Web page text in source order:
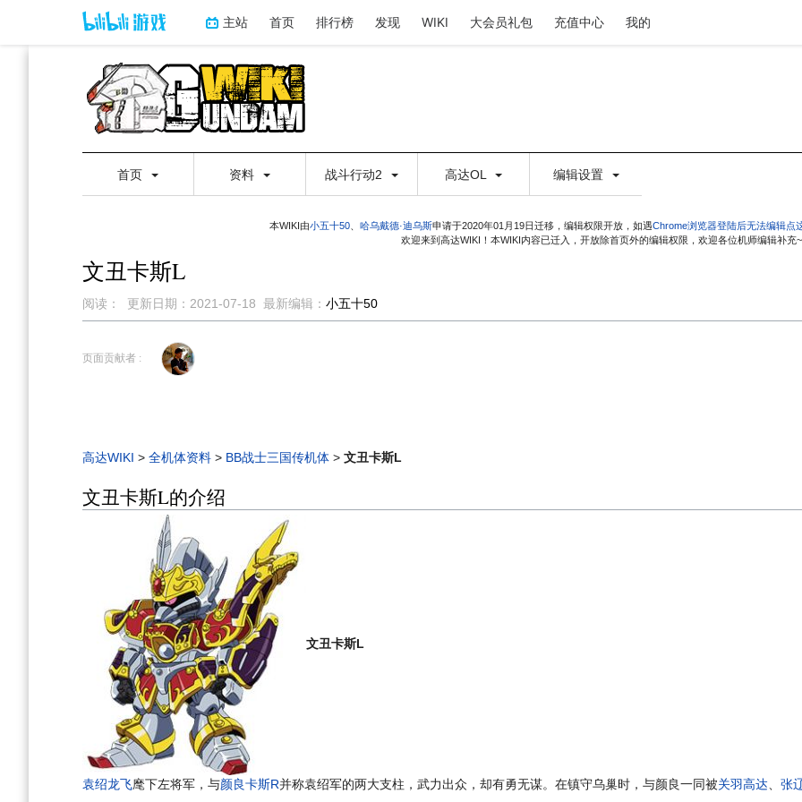
主站 首页 排行榜 发现 WIKI 大会员礼包 充值中心 我的
首页 资料 战斗行动2 高达OL 编辑设置
本WIKI由小五十50 哈乌戴德·迪乌斯申请于2020年01月19日迁移，编辑权限开放，如遇Chrome浏览器登陆后无法编辑点
欢迎来到高达WIKI！本WIKI内容已迁入，开放除首页外的编辑权限，欢迎各位机师编辑补充~
文丑卡斯L
阅读： 更新日期： 2021-07-18 最新编辑： 小五十50
到
到
页面贡献者 :
高达WIKI > 全机体资料 > BB战士三国传机体 > 文丑卡斯L
文丑卡斯L的介绍
文丑卡斯L
袁绍龙飞麾下左将军，与颜良卡斯R并称袁绍军的两大支柱，武力出众，却有勇无谋。在镇守乌巢时，与颜良一同被关羽高达 张